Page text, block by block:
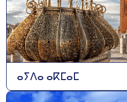
ⴰⵢⴷⴰ ⴰⴽⵎⴰⵎ